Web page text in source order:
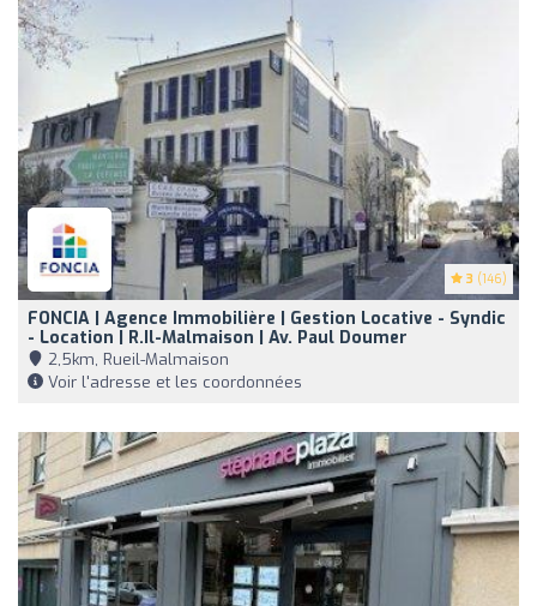
3 (146)
FONCIA | Agence Immobilière | Gestion Locative - Syndic
- Location | R.il-Malmaison | Av. Paul Doumer
2,5km, Rueil-Malmaison
Voir l'adresse et les coordonnées